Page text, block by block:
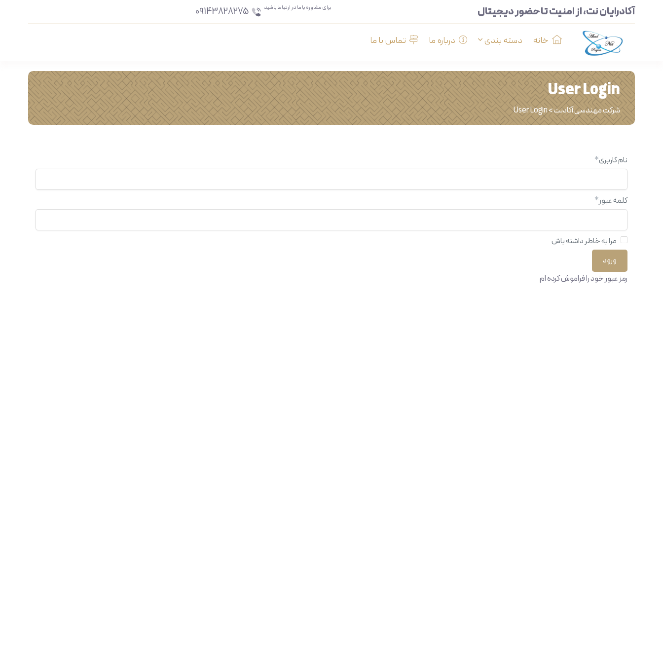
آکادرایان نت، از امنیت تا حضور دیجیتال برای مشاوره با ما در ارتباط باشید 09143828275
خانه دسته بندی درباره ما تماس با ما
User Login
شرکت مهندسی آکادنت>
User Login
نام کاربری*
کلمه عبور*
مرا به خاطر داشته باش
رمز عبور خود را فراموش کرده ام